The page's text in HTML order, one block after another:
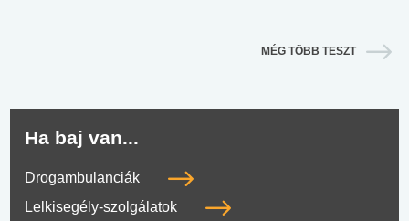
MÉG TÖBB TESZT
Ha baj van...
Drogambulanciák
Lelkisegély-szolgálatok